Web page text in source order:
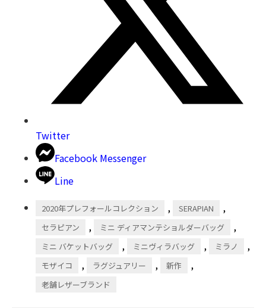
Twitter
Facebook Messenger
Line
2020年プレフォールコレクション , SERAPIAN ,
セラピアン , ミニ ディアマンテショルダーバッグ ,
ミニ バケットバッグ , ミニヴィラバッグ , ミラノ ,
モザイコ , ラグジュアリー , 新作 ,
老舗レザーブランド